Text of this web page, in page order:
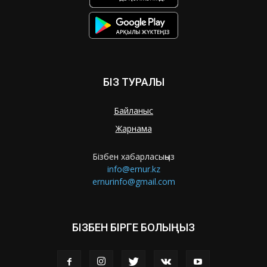
БІЗ ТУРАЛЫ
Байланыс
Жарнама
Бізбен хабарласыңыз
info@ernur.kz
ernurinfo@gmail.com
БІЗБЕН БІРГЕ БОЛЫҢЫЗ